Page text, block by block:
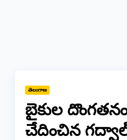
తెలంగాణ
బైకుల
చేదించిన